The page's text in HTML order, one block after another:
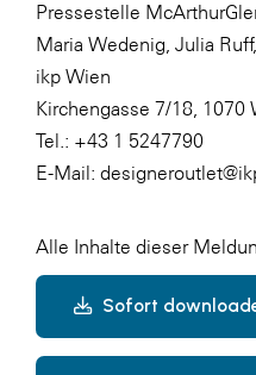
Pressestelle
Maria Wedenig, Julia
ikp Wien
Kirchengasse 7/18, 1070
Tel.: +43 1 5247790
E-Mail:
Alle Inhalte dieser
Sofort